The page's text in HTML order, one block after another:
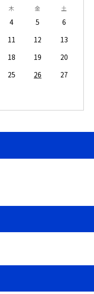
木 金 土
4 5
6
11 12
13
18 19
20
25 26
27